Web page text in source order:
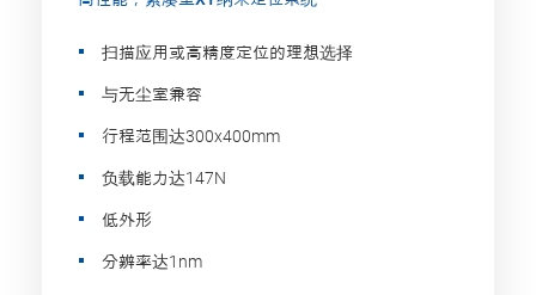
扫描应用或高精度定位的理想选择
与无尘室兼容
行程范围达300x400mm
负载能力达147N
低外形
分辨率达1nm